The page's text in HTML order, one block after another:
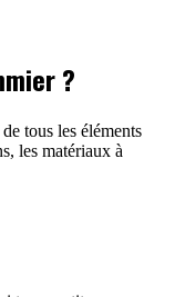
?
tous les éléments
les matériaux à